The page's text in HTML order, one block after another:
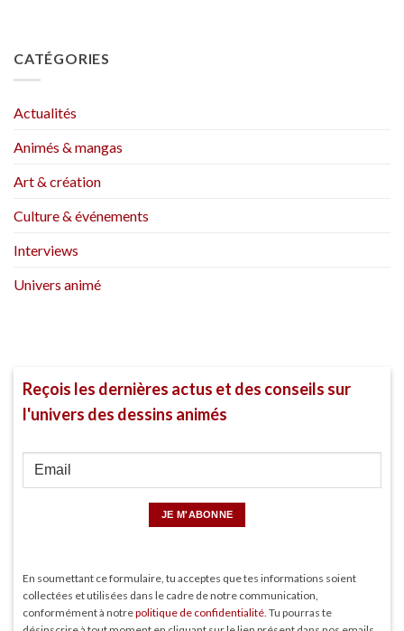
CATÉGORIES
Actualités
Animés & mangas
Art & création
Culture & événements
Interviews
Univers animé
Reçois les dernières actus et des conseils sur
l'univers des dessins animés
En soumettant ce formulaire, tu acceptes que tes informations soient
collectées et utilisées dans le cadre de notre communication,
conformément à notrepolitique de confidentialité . Tu pourras te